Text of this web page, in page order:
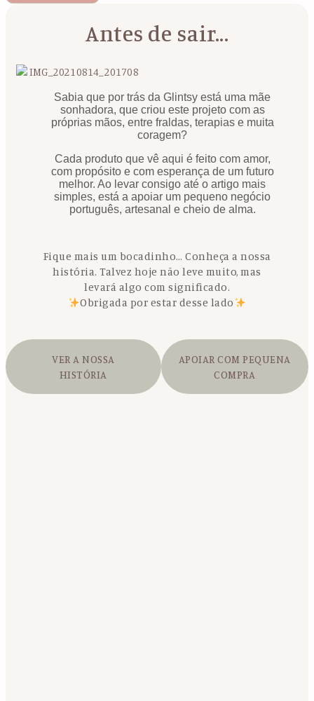
Antes de sair...
Sabia que por trás da Glintsy está uma mãe
sonhadora, que criou este projeto com as
próprias mãos, entre fraldas, terapias e muita
coragem?
Cada produto que vê aqui é feito com amor,
com propósito e com esperança de um futuro
melhor. Ao levar consigo até o artigo mais
simples, está a apoiar um pequeno negócio
português, artesanal e cheio de alma.
Fique mais um bocadinho… Conheça a nossa
história. Talvez hoje não leve muito, mas
levará algo com significado.
Obrigada por estar desse lado
VER A NOSSA
HISTÓRIA
APOIAR COM PEQUENA
COMPRA